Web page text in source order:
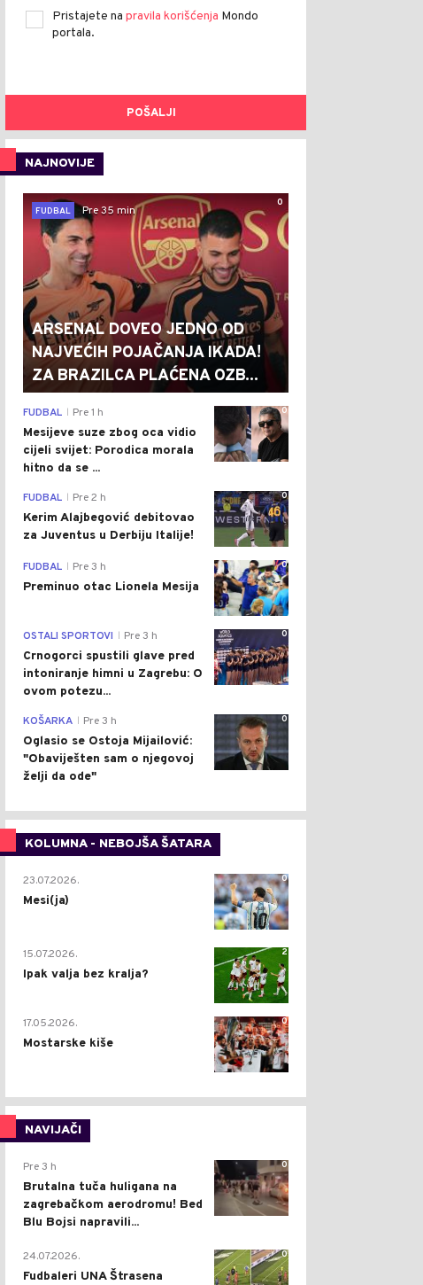
Pristajete na pravila korišćenja Mondo
portala.
POŠALJI
NAJNOVIJE
0
FUDBAL
Pre 35 min
ARSENAL DOVEO JEDNO OD
NAJVEĆIH POJAČANJA IKADA!
ZA BRAZILCA PLAĆENA OZB...
0
FUDBAL Pre 1 h
Mesijeve suze zbog oca vidio
cijeli svijet: Porodica morala
hitno da se ...
0
FUDBAL Pre 2 h
Kerim Alajbegović debitovao
za Juventus u Derbiju Italije!
0
FUDBAL Pre 3 h
Preminuo otac Lionela Mesija
0
OSTALI SPORTOVI Pre 3 h
Crnogorci spustili glave pred
intoniranje himni u Zagrebu: O
ovom potezu...
0
KOŠARKA Pre 3 h
Oglasio se Ostoja Mijailović:
"Obaviješten sam o njegovoj
želji da ode"
KOLUMNA - NEBOJŠA ŠATARA
0
23.07.2026.
Mesi(ja)
2
15.07.2026.
Ipak valja bez kralja?
0
17.05.2026.
Mostarske kiše
NAVIJAČI
0
Pre 3 h
Brutalna tuča huligana na
zagrebačkom aerodromu! Bed
Blu Bojsi napravili...
0
24.07.2026.
Fudbaleri UNA Štrasena